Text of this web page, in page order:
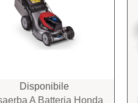
Disponibile
A Batteria Honda